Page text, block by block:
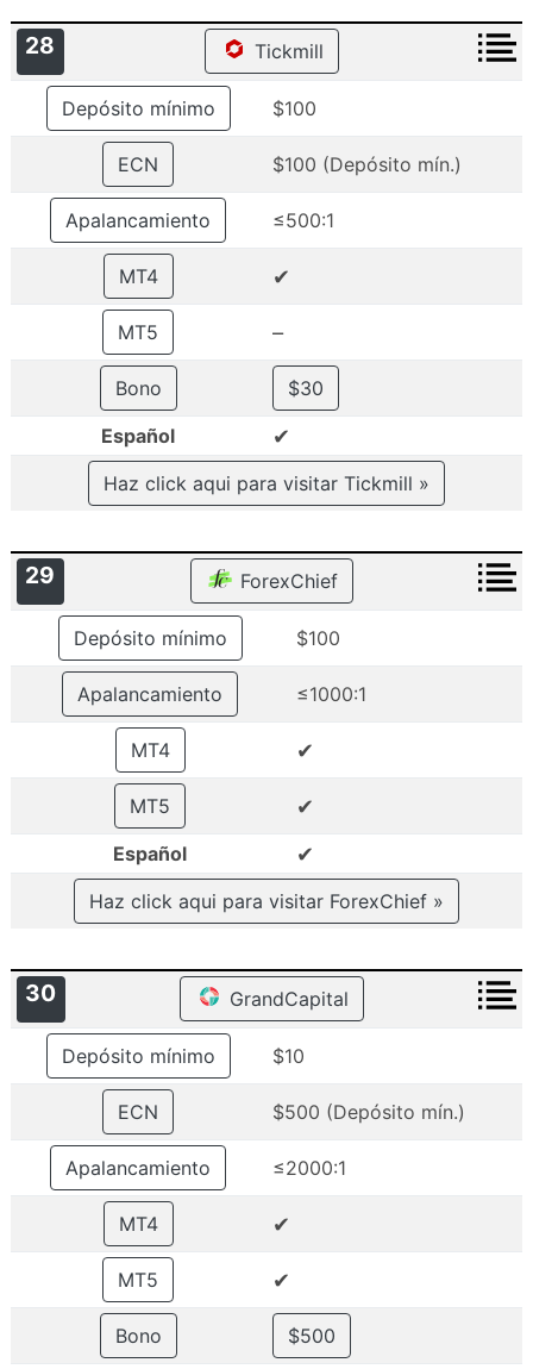
28 Tickmill
Depósito mínimo $100
ECN $100 (Depósito mín.)
Apalancamiento ≤500:1
MT4 ✔
MT5 –
Bono
$30
Español
✔
Haz click aqui para visitar Tickmill »
29 ForexChief
Depósito mínimo $100
Apalancamiento ≤1000:1
MT4 ✔
MT5 ✔
Español ✔
Haz click aqui para visitar ForexChief »
30 GrandCapital
Depósito mínimo $10
ECN $500 (Depósito mín.)
Apalancamiento ≤2000:1
MT4 ✔
MT5 ✔
Bono
$500